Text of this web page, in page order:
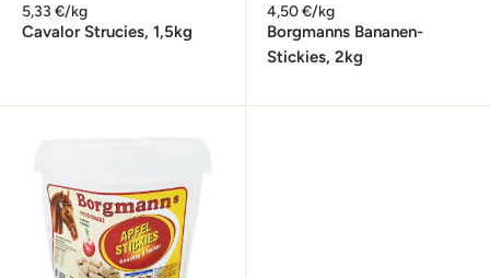
5,33 €/kg
Cavalor Strucies, 1,5kg
4,50 €/kg
Borgmanns Bananen-
Stickies, 2kg